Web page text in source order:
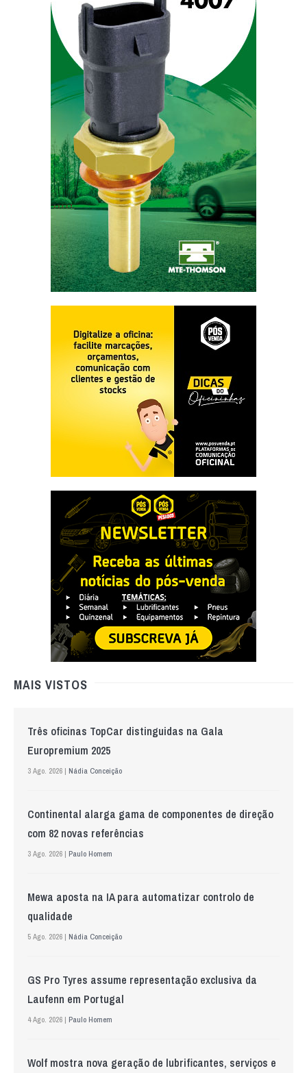
MAIS VISTOS
Três oficinas TopCar distinguidas na Gala
Europremium 2025
3 Ago. 2026 | Nádia Conceição
Continental alarga gama de componentes de direção
com 82 novas referências
3 Ago. 2026 | Paulo Homem
Mewa aposta na IA para automatizar controlo de
qualidade
5 Ago. 2026 | Nádia Conceição
GS Pro Tyres assume representação exclusiva da
Laufenn em Portugal
4 Ago. 2026 | Paulo Homem
Wolf mostra nova geração de lubrificantes, serviços e